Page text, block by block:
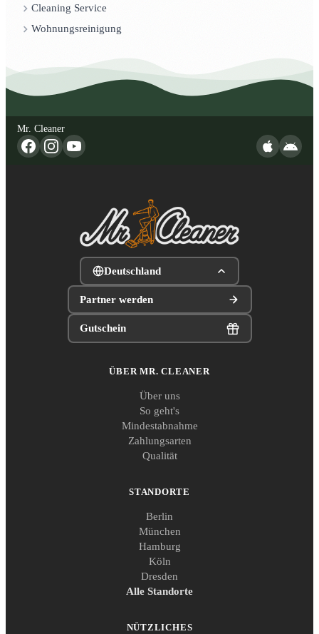
Cleaning Service
Wohnungsreinigung
Mr. Cleaner
Deutschland
Partner werden
Gutschein
ÜBER MR. CLEANER
Über uns
So geht's
Mindestabnahme
Zahlungsarten
Qualität
STANDORTE
Berlin
München
Hamburg
Köln
Dresden
Alle Standorte
NÜTZLICHES